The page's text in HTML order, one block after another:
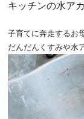
キッチンの水ア
子育てに奔走するお
だんだんくすみや水